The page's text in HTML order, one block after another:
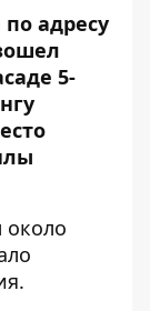
адресу
5-
около